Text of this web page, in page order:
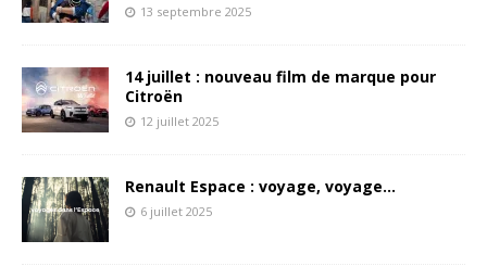
13 septembre 2025
14 juillet : nouveau film de marque pour
Citroën
12 juillet 2025
Renault Espace : voyage, voyage…
6 juillet 2025